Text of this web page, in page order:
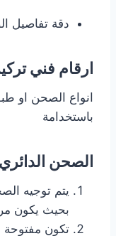
دقة تفاصيل
ارقام فني
انواع الصحن او
باستخدامة
الصحن
يتم توجيه
بحيث يكون
تكون